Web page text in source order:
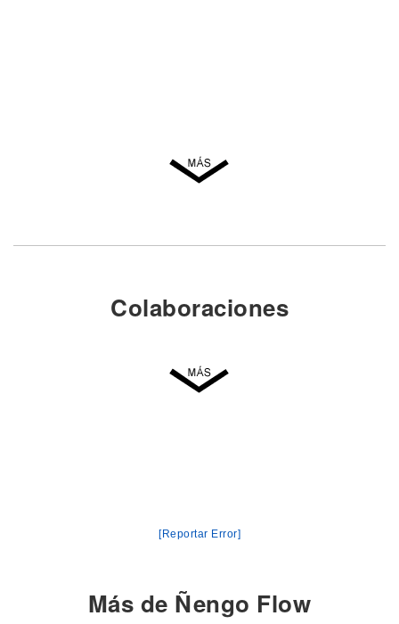
Colaboraciones
[Reportar Error]
Más de Ñengo Flow